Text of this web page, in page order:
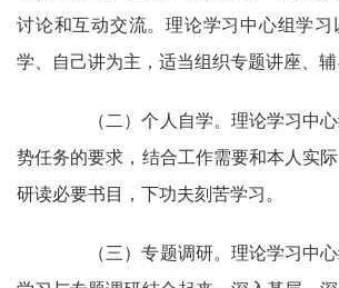
讨论和互动交流。理论学习中心组学习
学、自己讲为主，适当组织专题讲座、辅
（二）个人自学。理论学习中心
势任务的要求，结合工作需要和本人实
研读必要书目，下功夫刻苦学习。
（三）专题调研。理论学习中心